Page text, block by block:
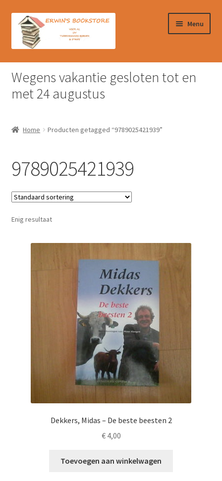
door
naar
naar
Menu
Home
Afrekenen
Verzendkosten & Ophalen boeken
Winkelmand
Wegens vakantie gesloten tot en
met 24 augustus
Home Producten getagged “9789025421939”
9789025421939
Enig resultaat
Dekkers, Midas – De beste beesten 2
€4,00
Toevoegen aan winkelwagen